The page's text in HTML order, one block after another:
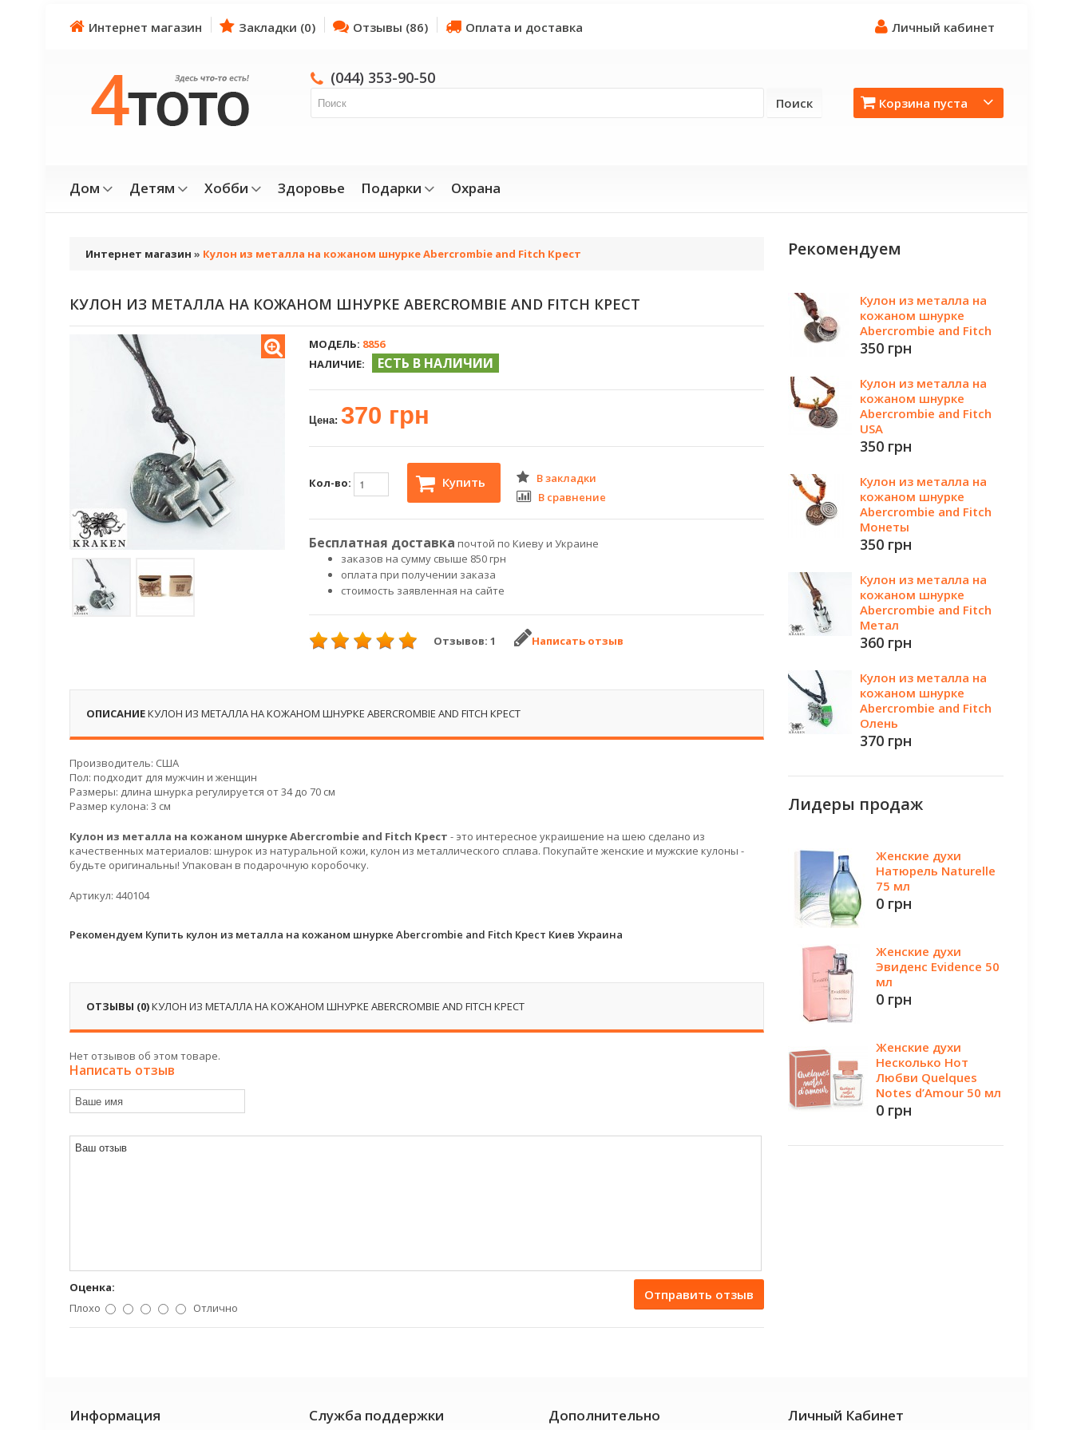
Интернет магазин Закладки (0) Отзывы (86) Оплата и доставка Личный кабинет
Корзина пуста
(044) 353-90-50
Поиск
Дом Детям Хобби Здоровье Подарки Охрана
Интернет магазин » Кулон из металла на кожаном шнурке Abercrombie and Fitch Крест
КУЛОН ИЗ МЕТАЛЛА НА КОЖАНОМ ШНУРКЕ ABERCROMBIE AND FITCH КРЕСТ
МОДЕЛЬ: 8856
НАЛИЧИЕ:
ЕСТЬ В НАЛИЧИИ
Цена: 370 грн
Кол-во: Купить
В закладки
В сравнение
Бесплатная доставка почтой по Киеву и Украине
заказов на сумму свыше 850 грн
оплата при получении заказа
стоимость заявленная на сайте
Отзывов: 1 Написать отзыв
ОПИСАНИЕКУЛОН ИЗ МЕТАЛЛА НА КОЖАНОМ ШНУРКЕ ABERCROMBIE AND FITCH КРЕСТ
Производитель: США
Пол: подходит для мужчин и женщин
Размеры: длина шнурка регулируется от 34 до 70 см
Размер кулона: 3 см
Кулон из металла на кожаном шнурке Abercrombie and Fitch Крест - это интересное украишение на шею сделано из
качественных материалов: шнурок из натуральной кожи, кулон из металлического сплава. Покупайте женские и мужские кулоны -
будьте оригинальны! Упакован в подарочную коробочку.
Артикул: 440104
Рекомендуем Купить кулон из металла на кожаном шнурке Abercrombie and Fitch Крест Киев Украина
ОТЗЫВЫ (0)КУЛОН ИЗ МЕТАЛЛА НА КОЖАНОМ ШНУРКЕ ABERCROMBIE AND FITCH КРЕСТ
Нет отзывов об этом товаре.
Написать отзыв
Отправить отзыв
Оценка:
Плохо
Отлично
Рекомендуем
Кулон из металла на
кожаном шнурке
Abercrombie and Fitch
350 грн
Кулон из металла на
кожаном шнурке
Abercrombie and Fitch
USA
350 грн
Кулон из металла на
кожаном шнурке
Abercrombie and Fitch
Монеты
350 грн
Кулон из металла на
кожаном шнурке
Abercrombie and Fitch
Метал
360 грн
Кулон из металла на
кожаном шнурке
Abercrombie and Fitch
Олень
370 грн
Лидеры продаж
Женские духи
Натюрель Naturelle
75 мл
0 грн
Женские духи
Эвиденс Evidence 50
мл
0 грн
Женские духи
Несколько Нот
Любви Quelques
Notes d’Amour 50 мл
0 грн
Информация Служба поддержки Дополнительно Личный Кабинет